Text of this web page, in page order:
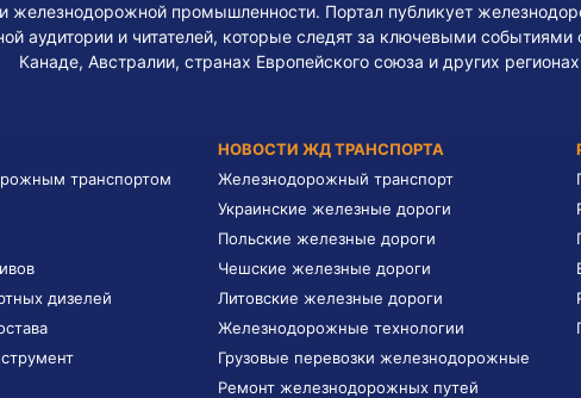
и железнодорожной промышленности. Портал публикует
аудитории и читателей, которые следят за ключевыми
Канаде, Австралии, странах Европейского союза и других
транспортом
дизелей
НОВОСТИ ЖД ТРАНСПОРТА
Железнодорожный транспорт
Украинские железные дороги
Польские железные дороги
Чешские железные дороги
Литовские железные дороги
Железнодорожные технологии
Грузовые перевозки железнодорожные
Ремонт железнодорожных путей